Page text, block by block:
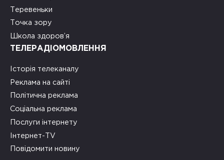
Теревеньки
Точка зору
Школа здоров’я
ТЕЛЕРАДІОМОВЛЕННЯ
Історія телеканалу
Реклама на сайті
Політична реклама
Соціальна реклама
Послуги інтернету
Інтернет-TV
Повідомити новину